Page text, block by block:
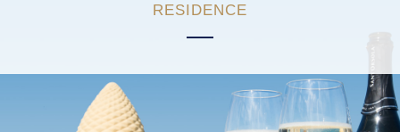
RESIDENCE